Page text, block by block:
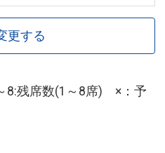
更する
8:残席数(1～8席) ×：予